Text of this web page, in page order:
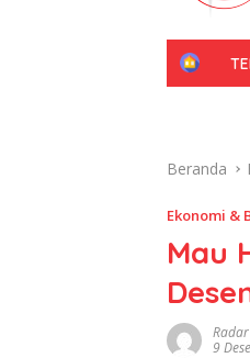
H
Beranda
Ekonomi &
Mau
9